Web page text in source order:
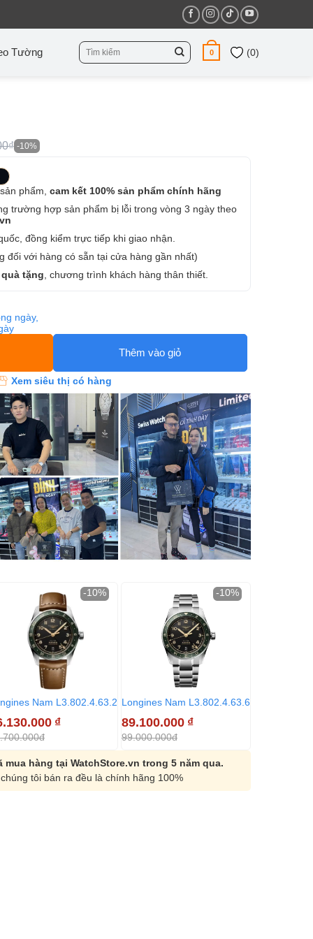
Tường
Tìm
kiếm:
0 (0)
-10%
phẩm, cam kết 100% sản phẩm chính hãng
trường hợp sản phẩm bị lỗi trong vòng 3 ngày theo
đồng kiểm trực tiếp khi giao nhận.
đối với hàng có sẵn tại cửa hàng gần nhất)
tặng , chương trình khách hàng thân thiết.
ngày,
Thêm vào giỏ
Xem siêu thị có hàng
Nam L3.802.4.63.2
₫
-10%
Longines Nam L3.802.4.63.6
89.100.000 ₫
99.000.000đ
-10%
mua hàng tại WatchStore.vn trong 5 năm qua.
tôi bán ra đều là chính hãng 100%